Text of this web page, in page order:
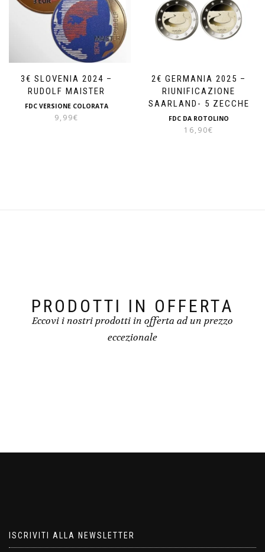
3€ SLOVENIA 2024 –
RUDOLF MAISTER
FDC VERSIONE COLORATA
9,99€
2€ GERMANIA 2025 –
RIUNIFICAZIONE
SAARLAND- 5 ZECCHE
FDC DA ROTOLINO
16,90€
PRODOTTI IN OFFERTA
Eccovi i nostri prodotti in offerta ad un prezzo
eccezionale
ISCRIVITI ALLA NEWSLETTER